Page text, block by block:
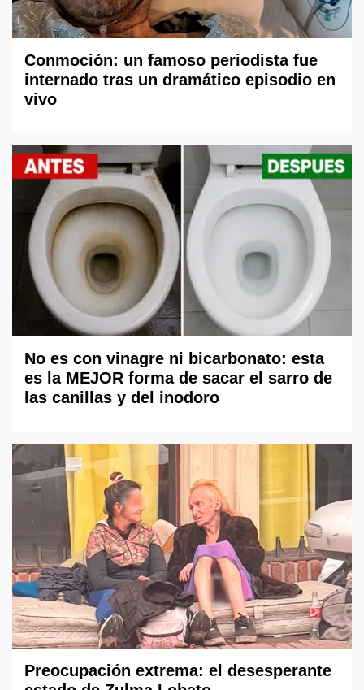
Conmoción: un famoso periodista fue
internado tras un dramático episodio en
vivo
No es con vinagre ni bicarbonato: esta
es la MEJOR forma de sacar el sarro de
las canillas y del inodoro
Preocupación extrema: el desesperante